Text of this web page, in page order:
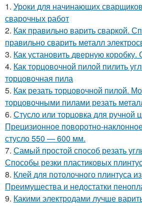
1. Уроки для начинающих
сварочных работ
2. Как правильно варить сваркой.
правильно сварить металл
3. Как установить дверную коробку.
4. Как торцовочной пилой пилить
торцовочная пила
5. Как резать торцовочной пилой.
торцовочными пилами резать
6. Стусло или торцовка для ручной
Прецизионное поворотно-
стусло 550 — 600 мм.
7. Самый простой способ резать
Способы резки пластиковых
8. Клей для потолочного плинтуса
Преимущества и недостатки
9. Какими электродами лучше